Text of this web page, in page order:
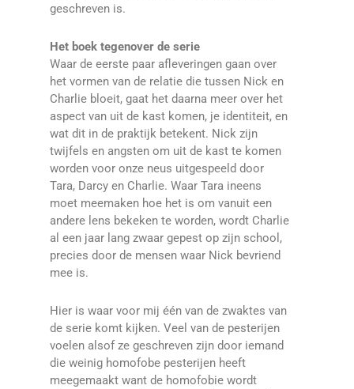
geschreven is.
Het boek tegenover de serie
Waar de eerste paar afleveringen gaan over
het vormen van de relatie die tussen Nick en
Charlie bloeit, gaat het daarna meer over het
aspect van uit de kast komen, je identiteit, en
wat dit in de praktijk betekent. Nick zijn
twijfels en angsten om uit de kast te komen
worden voor onze neus uitgespeeld door
Tara, Darcy en Charlie. Waar Tara ineens
moet meemaken hoe het is om vanuit een
andere lens bekeken te worden, wordt Charlie
al een jaar lang zwaar gepest op zijn school,
precies door de mensen waar Nick bevriend
mee is.
Hier is waar voor mij één van de zwaktes van
de serie komt kijken. Veel van de pesterijen
voelen alsof ze geschreven zijn door iemand
die weinig homofobe pesterijen heeft
meegemaakt want de homofobie wordt